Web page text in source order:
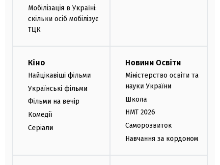
Мобілізація в Україні:
скільки осіб мобілізує
ТЦК
Кіно
Найцікавіші фільми
Українські фільми
Фільми на вечір
Комедії
Серіали
Новини Освіти
Міністерство освіти та
науки України
Школа
НМТ 2026
Саморозвиток
Навчання за кордоном